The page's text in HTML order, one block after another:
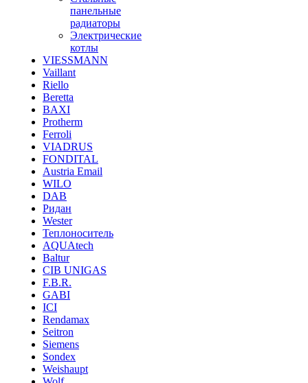
панельные
радиаторы
Электрические
котлы
VIESSMANN
Vaillant
Riello
Beretta
BAXI
Protherm
Ferroli
VIADRUS
FONDITAL
Austria Email
WILO
DAB
Ридан
Wester
Теплоноситель
AQUAtech
Baltur
CIB UNIGAS
F.B.R.
GABI
ICI
Rendamax
Seitron
Siemens
Sondex
Weishaupt